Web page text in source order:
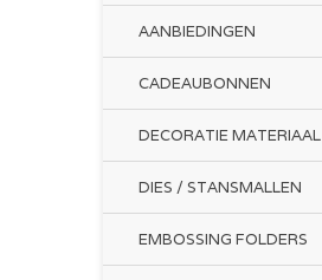
AANBIEDINGEN
CADEAUBONNEN
DECORATIE MATERIAAL
DIES / STANSMALLEN
EMBOSSING FOLDERS